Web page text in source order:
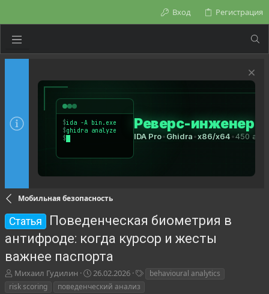
Вход Регистрация
Мобильная безопасность
Статья
Поведенческая биометрия в
антифроде: когда курсор и жесты
важнее паспорта
А
в
Михаил Гудилин
Д
а
26.02.2026
behavioural analytics
risk scoring
поведенческий анализ